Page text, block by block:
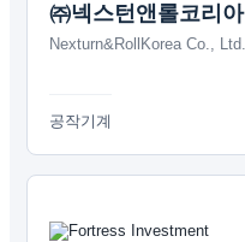
㈜넥스턴앤롤코리아
Nexturn&RollKorea Co., Ltd.
공작기계